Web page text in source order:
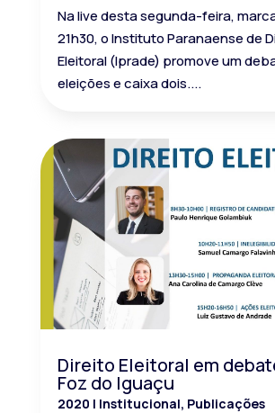
Na live desta segunda-feira,
21h30, o Instituto Paranaense de
Eleitoral (Iprade) promove um
eleições e caixa dois....
Direito Eleitoral em
Foz do Iguaçu
2020 | Institucional, Publicações